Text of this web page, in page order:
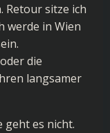
Retour sitze ich
werde in Wien
die
langsamer
geht es nicht.